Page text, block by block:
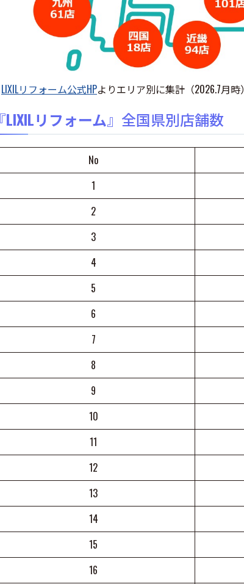
LIXILリフォーム公式HPよりエリア別に集計（2026.7月時）
『LIXILリフォーム』全国県別店舗数
No
1
2
3
4
5
6
7
8
9
10
11
12
13
14
15
16